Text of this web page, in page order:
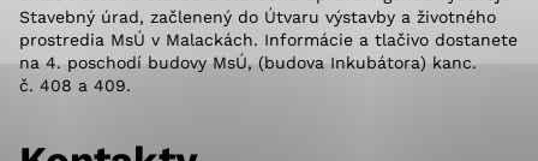
Stavebný úrad, začlenený do Útvaru výstavby a životného
prostredia MsÚ v Malackách. Informácie a tlačivo dostanete
na 4. poschodí budovy MsÚ, (budova Inkubátora) kanc.
č. 408 a 409.
stránke a prístup k zabezpečeným oblastiam webovej
stránky. Bez týchto súborov cookie nemôže web
správne fungovať.